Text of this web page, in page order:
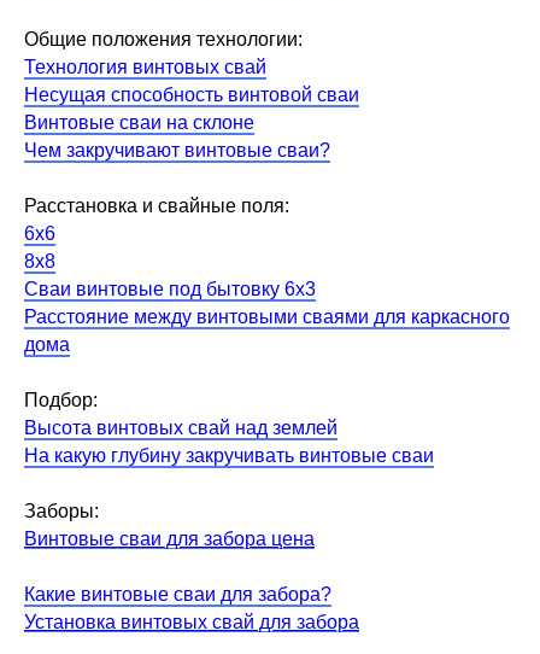
Общие положения технологии:
Технология винтовых свай
Несущая способность винтовой сваи
Винтовые сваи на склоне
Чем закручивают винтовые сваи?
Расстановка и свайные поля:
6х6
8х8
Сваи винтовые под бытовку 6х3
Расстояние между винтовыми сваями для каркасного
дома
Подбор:
Высота винтовых свай над землей
На какую глубину закручивать винтовые сваи
Заборы:
Винтовые сваи для забора цена
Какие винтовые сваи для забора?
Установка винтовых свай для забора